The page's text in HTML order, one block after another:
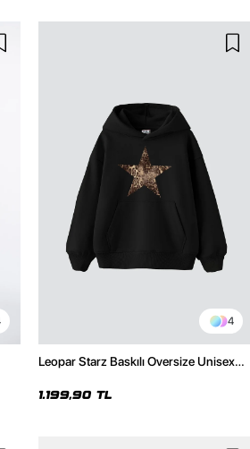
4
Leopar Starz Baskılı Oversize Unisex
1.199,90 TL